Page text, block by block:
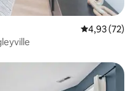
Średnia
4,93 (72)